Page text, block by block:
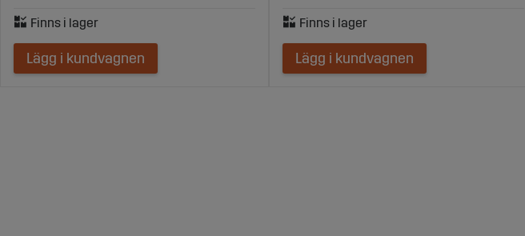
Lägg i kundvagnen Lägg i kundvagnen